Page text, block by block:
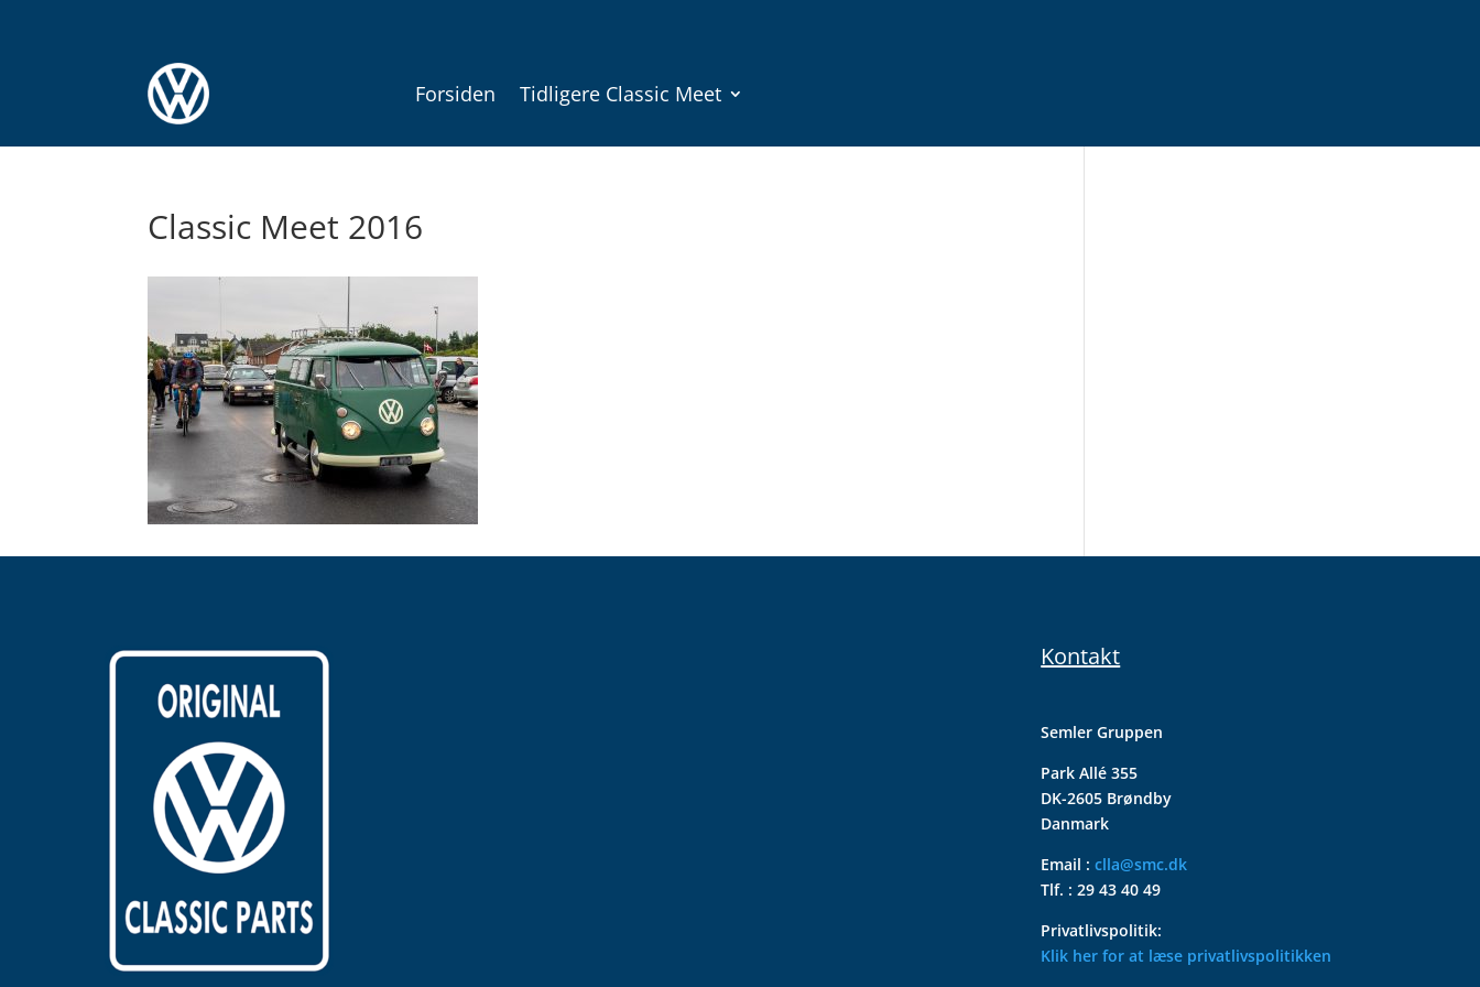
Forsiden Tidligere Classic Meet
Classic Meet 2016
Kontakt
Semler Gruppen
Park Allé 355
DK-2605 Brøndby
Danmark
Email :clla@smc.dk
Tlf. : 29 43 40 49
Privatlivspolitik:
Klik her for at læse privatlivspolitikken